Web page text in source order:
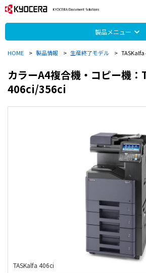
製品メニュー
HOME > 製品情報 > 生産終了モデル >
カラーA4複合機・コピー機：
406ci/356ci